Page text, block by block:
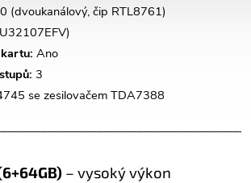
(dvoukanálový, čip RTL8761)
Ano
3
se zesilovačem TDA7388
– vysoký výkon